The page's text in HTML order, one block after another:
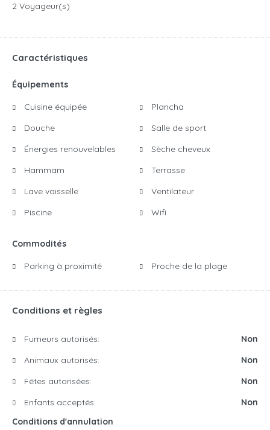
2 Voyageur(s)
Caractéristiques
Équipements
Cuisine équipée
Douche
Énergies renouvelables
Hammam
Lave vaisselle
Piscine
Plancha
Salle de sport
Sèche cheveux
Terrasse
Ventilateur
Wifi
Commodités
Parking à proximité Proche de la plage
Conditions et règles
Fumeurs autorisés:
Non
Animaux autorisés:
Non
Fêtes autorisées:
Non
Enfants acceptés:
Non
Conditions d'annulation